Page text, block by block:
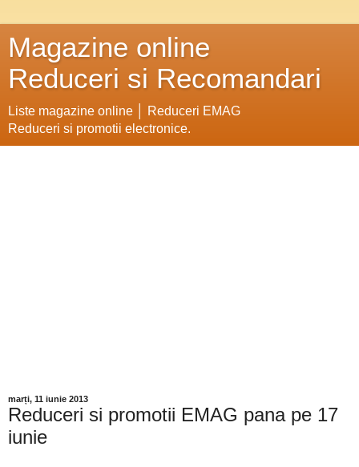
Magazine online
Reduceri si Recomandari
Liste magazine online │ Reduceri EMAG
Reduceri si promotii electronice.
marți, 11 iunie 2013
Reduceri si promotii EMAG pana pe 17
iunie